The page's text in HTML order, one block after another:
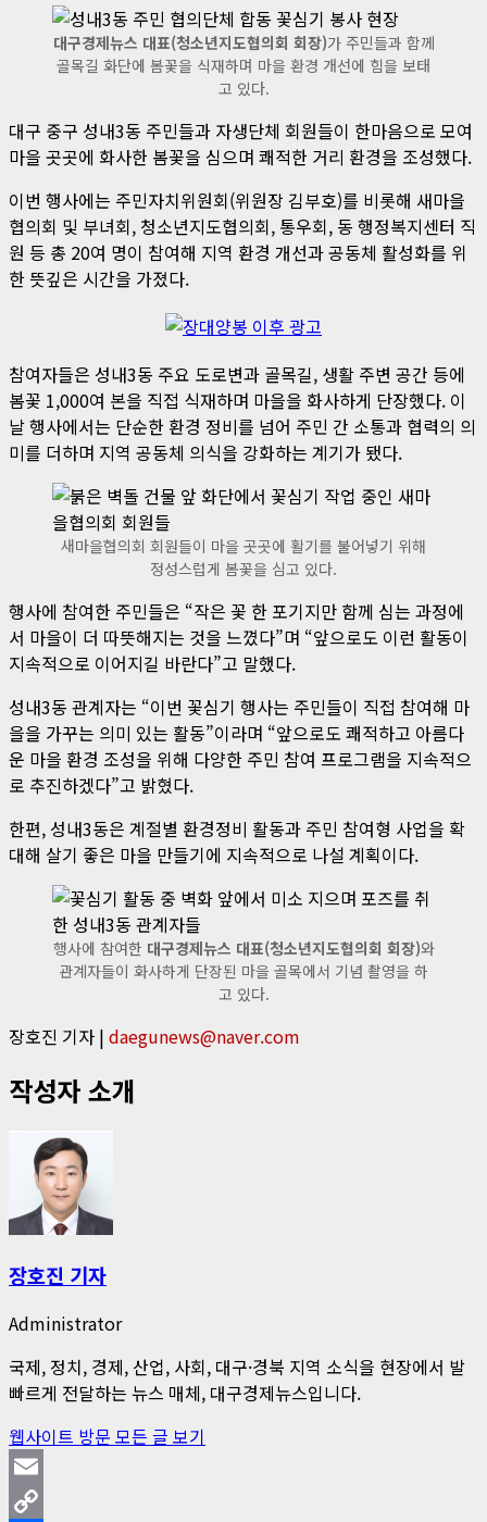
대구경제뉴스 대표(청소년지도협의회 회장)가 주민들과 함께
골목길 화단에 봄꽃을 식재하며 마을 환경 개선에 힘을 보태
고 있다.
대구 중구 성내3동 주민들과 자생단체 회원들이 한마음으로 모여
마을 곳곳에 화사한 봄꽃을 심으며 쾌적한 거리 환경을 조성했다.
이번 행사에는 주민자치위원회(위원장 김부호)를 비롯해 새마을
협의회 및 부녀회, 청소년지도협의회, 통우회, 동 행정복지센터 직
원 등 총 20여 명이 참여해 지역 환경 개선과 공동체 활성화를 위
한 뜻깊은 시간을 가졌다.
참여자들은 성내3동 주요 도로변과 골목길, 생활 주변 공간 등에
봄꽃 1,000여 본을 직접 식재하며 마을을 화사하게 단장했다. 이
날 행사에서는 단순한 환경 정비를 넘어 주민 간 소통과 협력의 의
미를 더하며 지역 공동체 의식을 강화하는 계기가 됐다.
새마을협의회 회원들이 마을 곳곳에 활기를 불어넣기 위해
정성스럽게 봄꽃을 심고 있다.
행사에 참여한 주민들은 “작은 꽃 한 포기지만 함께 심는 과정에
서 마을이 더 따뜻해지는 것을 느꼈다”며 “앞으로도 이런 활동이
지속적으로 이어지길 바란다”고 말했다.
성내3동 관계자는 “이번 꽃심기 행사는 주민들이 직접 참여해 마
을을 가꾸는 의미 있는 활동”이라며 “앞으로도 쾌적하고 아름다
운 마을 환경 조성을 위해 다양한 주민 참여 프로그램을 지속적으
로 추진하겠다”고 밝혔다.
한편, 성내3동은 계절별 환경정비 활동과 주민 참여형 사업을 확
대해 살기 좋은 마을 만들기에 지속적으로 나설 계획이다.
행사에 참여한 대구경제뉴스 대표(청소년지도협의회 회장)와
관계자들이 화사하게 단장된 마을 골목에서 기념 촬영을 하
고 있다.
장호진 기자 | daegunews@naver.com
작성자 소개
장호진 기자
Administrator
국제, 정치, 경제, 산업, 사회, 대구·경북 지역 소식을 현장에서 발
빠르게 전달하는 뉴스 매체, 대구경제뉴스입니다.
웹사이트 방문 모든 글 보기
Email